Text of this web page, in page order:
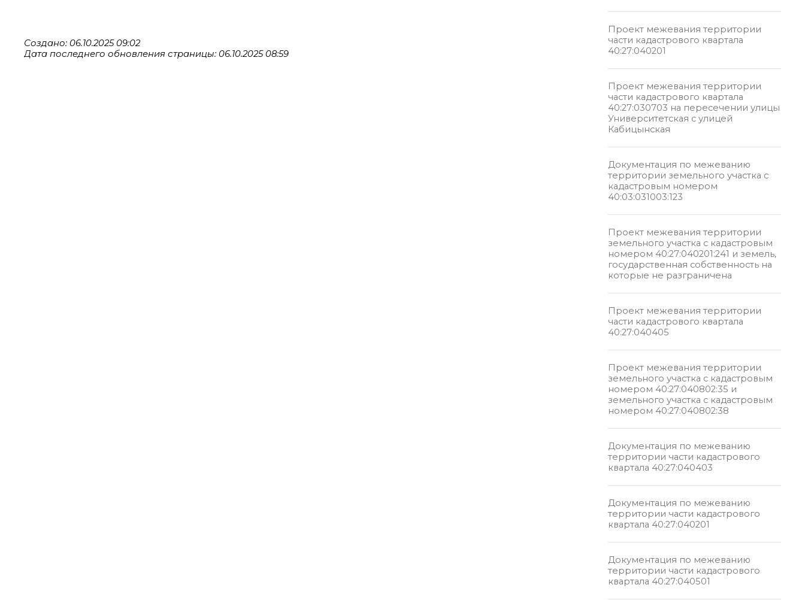
Создано: 06.10.2025 09:02
Дата последнего обновления страницы: 06.10.2025 08:59
Проект межевания территории
части кадастрового квартала
40:27:040201
Проект межевания территории
части кадастрового квартала
40:27:030703 на пересечении улицы
Университетская с улицей
Кабицынская
Документация по межеванию
территории земельного участка с
кадастровым номером
40:03:031003:123
Проект межевания территории
земельного участка с кадастровым
номером 40:27:040201:241 и земель,
государственная собственность на
которые не разграничена
Проект межевания территории
части кадастрового квартала
40:27:040405
Проект межевания территории
земельного участка с кадастровым
номером 40:27:040802:35 и
земельного участка с кадастровым
номером 40:27:040802:38
Документация по межеванию
территории части кадастрового
квартала 40:27:040403
Документация по межеванию
территории части кадастрового
квартала 40:27:040201
Документация по межеванию
территории части кадастрового
квартала 40:27:040501